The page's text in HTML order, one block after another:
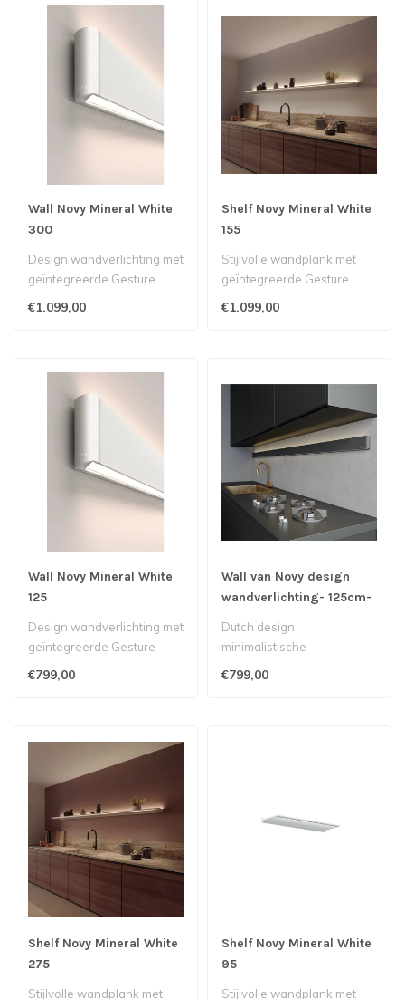
Wall Novy Mineral White
300
Design wandverlichting met
geïntegreerde Gesture
Control-bediening...
€1.099,00
Shelf Novy Mineral White
155
Stijlvolle wandplank met
geïntegreerde Gesture
Control-bediening..
€1.099,00
Wall Novy Mineral White
125
Design wandverlichting met
geïntegreerde Gesture
€799,00
Wall van Novy design
wandverlichting- 125cm-
Dutch design
minimalistische
€799,00
Shelf Novy Mineral White
275
Stijlvolle wandplank met
Shelf Novy Mineral White
95
Stijlvolle wandplank met